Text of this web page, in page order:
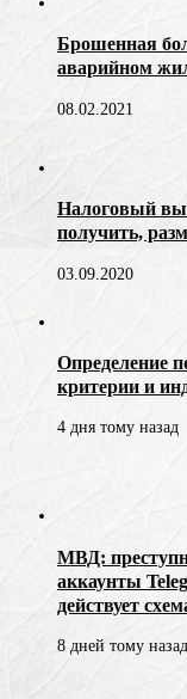
Брошенная
аварийном
08.02.2021
Налоговый
получить,
03.09.2020
Определение
критерии и
4 дня тому назад
МВД:
аккаунты
действует
8 дней тому назад